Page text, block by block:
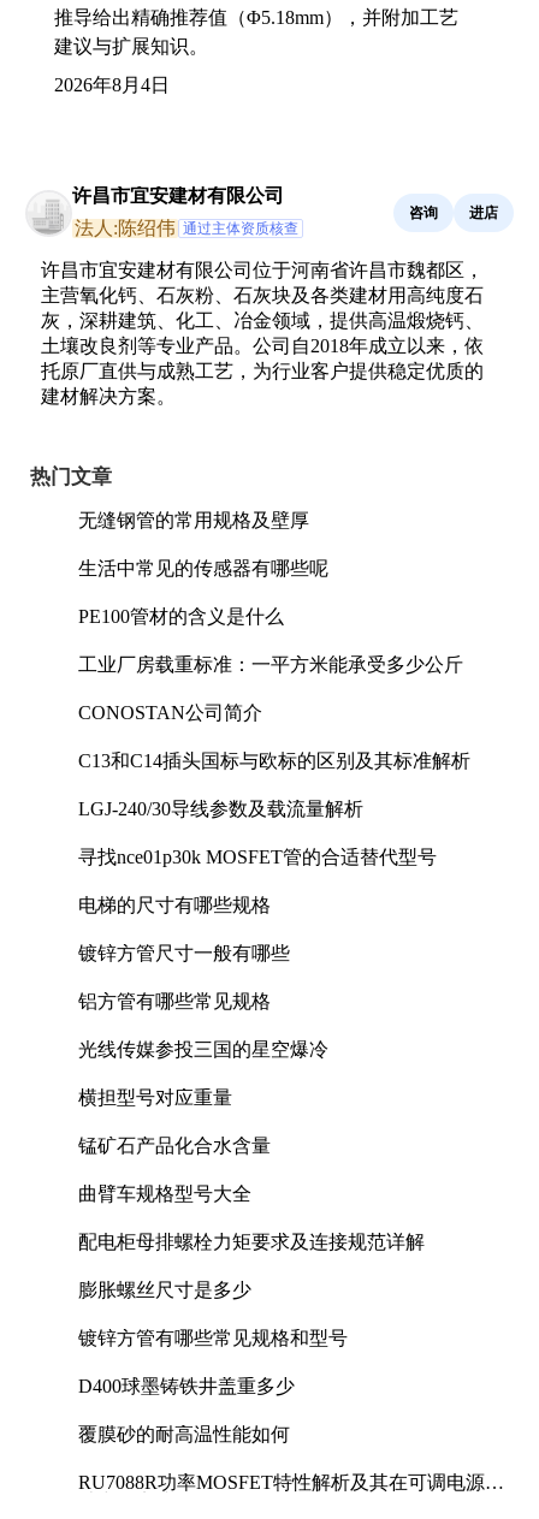
推导给出精确推荐值（Φ5.18mm），并附加工艺
建议与扩展知识。
2026年8月4日
许昌市宜安建材有限公司
法人:陈绍伟 通过主体资质核查
咨询 进店
许昌市宜安建材有限公司位于河南省许昌市魏都区，
主营氧化钙、石灰粉、石灰块及各类建材用高纯度石
灰，深耕建筑、化工、冶金领域，提供高温煅烧钙、
土壤改良剂等专业产品。公司自2018年成立以来，依
托原厂直供与成熟工艺，为行业客户提供稳定优质的
建材解决方案。
热门文章
无缝钢管的常用规格及壁厚
生活中常见的传感器有哪些呢
PE100管材的含义是什么
工业厂房载重标准：一平方米能承受多少公斤
CONOSTAN公司简介
C13和C14插头国标与欧标的区别及其标准解析
LGJ-240/30导线参数及载流量解析
寻找nce01p30k MOSFET管的合适替代型号
电梯的尺寸有哪些规格
镀锌方管尺寸一般有哪些
铝方管有哪些常见规格
光线传媒参投三国的星空爆冷
横担型号对应重量
锰矿石产品化合水含量
曲臂车规格型号大全
配电柜母排螺栓力矩要求及连接规范详解
膨胀螺丝尺寸是多少
镀锌方管有哪些常见规格和型号
D400球墨铸铁井盖重多少
覆膜砂的耐高温性能如何
RU7088R功率MOSFET特性解析及其在可调电源设